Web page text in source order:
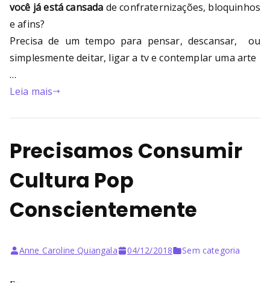
você já está cansada de confraternizações, bloquinhos
e afins?
Precisa de um tempo para pensar, descansar, ou
simplesmente deitar, ligar a tv e contemplar uma arte
…
Leia mais
Precisamos Consumir
Cultura Pop
Conscientemente
Anne Caroline Quiangala 04/12/2018 Sem categoria